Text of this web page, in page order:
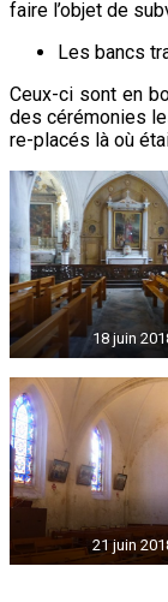
faire l’objet de
Les bancs
Ceux-ci sont en
des cérémonies
re-placés là où
18 juin
21 juin